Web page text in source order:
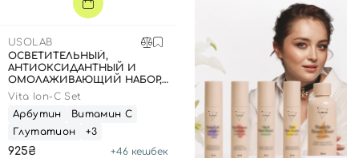
USOLAB
ОСВЕТИТЕЛЬНЫЙ,
АНТИОКСИДАНТНЫЙ И
ОМОЛАЖИВАЮЩИЙ НАБОР,
20 МЛ + 1,5 Г
Vita Ion-C Set
Арбутин
Витамин С
Глутатион
+3
925₴ +46 кешбек